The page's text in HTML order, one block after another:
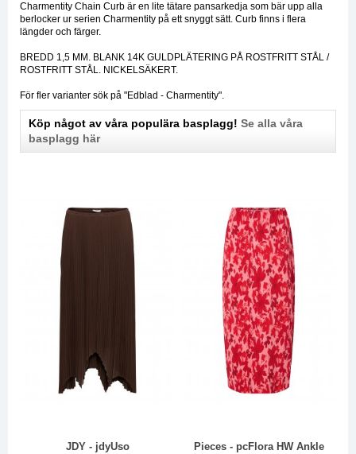
Charmentity Chain Curb är en lite tätare pansarkedja som bär upp alla
berlocker ur serien Charmentity på ett snyggt sätt. Curb finns i flera
längder och färger.
BREDD 1,5 MM. BLANK 14K GULDPLÄTERING PÅ ROSTFRITT STÅL /
ROSTFRITT STÅL. NICKELSÄKERT.
För fler varianter sök på "Edblad - Charmentity".
Köp något av våra populära basplagg! Se alla våra
basplagg här
JDY - jdyUso
Pieces - pcFlora HW Ankle